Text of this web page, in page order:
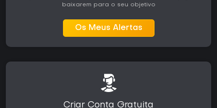
baixarem para o seu objetivo
Os Meus Alertas
Criar Conta Gratuita